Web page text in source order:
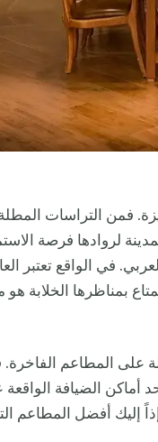
فمن التراسات
لروادها فرصة
في الواقع تعتبر
بمناظرها الخلابة
على المطاعم الفاخرة.
الضيافة الواقعة
إليك أفضل المطاعم